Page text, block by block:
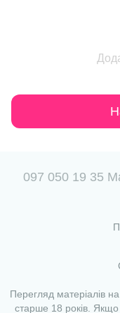
097 050 19 35
Перегляд матеріалів
старше 18 років.